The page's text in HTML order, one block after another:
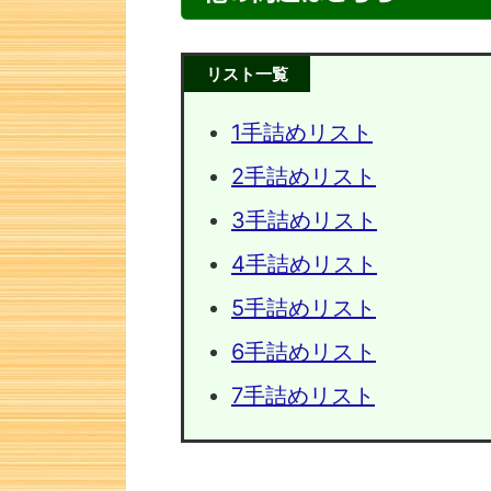
リスト一覧
1手詰めリスト
2手詰めリスト
3手詰めリスト
4手詰めリスト
5手詰めリスト
6手詰めリスト
7手詰めリスト
次の一手問題・23